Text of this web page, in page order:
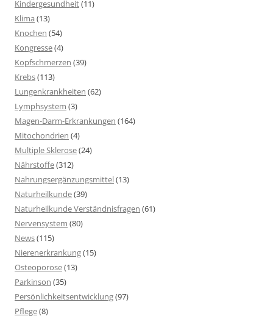
Kindergesundheit(11)
Klima (13)
Knochen (54)
Kongresse(4)
Kopfschmerzen (39)
Krebs(113)
Lungenkrankheiten (62)
Lymphsystem (3)
Magen-Darm-Erkrankungen (164)
Mitochondrien (4)
Multiple Sklerose(24)
Nährstoffe(312)
Nahrungsergänzungsmittel(13)
Naturheilkunde(39)
Naturheilkunde Verständnisfragen (61)
Nervensystem (80)
News(115)
Nierenerkrankung(15)
Osteoporose(13)
Parkinson (35)
Persönlichkeitsentwicklung(97)
Pflege(8)